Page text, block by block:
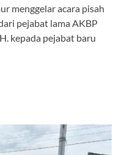
menggelar acara pisah
pejabat lama AKBP
kepada pejabat baru